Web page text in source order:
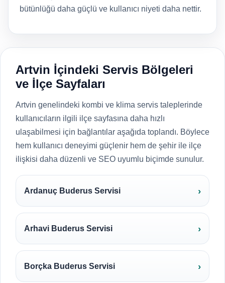
bütünlüğü daha güçlü ve kullanıcı niyeti daha nettir.
Artvin İçindeki Servis Bölgeleri
ve İlçe Sayfaları
Artvin genelindeki kombi ve klima servis taleplerinde
kullanıcıların ilgili ilçe sayfasına daha hızlı
ulaşabilmesi için bağlantılar aşağıda toplandı. Böylece
hem kullanıcı deneyimi güçlenir hem de şehir ile ilçe
ilişkisi daha düzenli ve SEO uyumlu biçimde sunulur.
Ardanuç Buderus Servisi
Arhavi Buderus Servisi
Borçka Buderus Servisi